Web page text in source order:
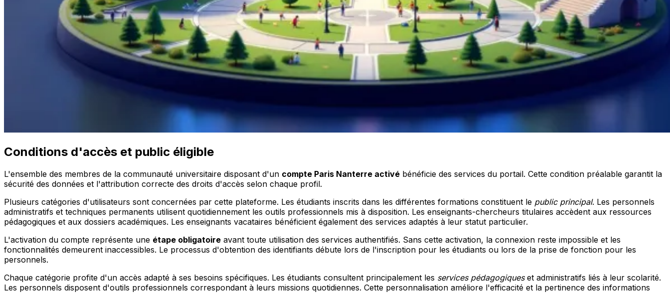
Conditions d'accès et public éligible
L'ensemble des membres de la communauté universitaire disposant d'un compte Paris Nanterre activé bénéficie des services du portail. Cette condition préalable garantit la
sécurité des données et l'attribution correcte des droits d'accès selon chaque profil.
Plusieurs catégories d'utilisateurs sont concernées par cette plateforme. Les étudiants inscrits dans les différentes formations constituent le public principal. Les personnels
administratifs et techniques permanents utilisent quotidiennement les outils professionnels mis à disposition. Les enseignants-chercheurs titulaires accèdent aux ressources
pédagogiques et aux dossiers académiques. Les enseignants vacataires bénéficient également des services adaptés à leur statut particulier.
L'activation du compte représente une étape obligatoire avant toute utilisation des services authentifiés. Sans cette activation, la connexion reste impossible et les
fonctionnalités demeurent inaccessibles. Le processus d'obtention des identifiants débute lors de l'inscription pour les étudiants ou lors de la prise de fonction pour les
personnels.
Chaque catégorie profite d'un accès adapté à ses besoins spécifiques. Les étudiants consultent principalement les services pédagogiqueset administratifs liés à leur scolarité.
Les personnels disposent d'outils professionnels correspondant à leurs missions quotidiennes. Cette personnalisation améliore l'efficacité et la pertinence des informations